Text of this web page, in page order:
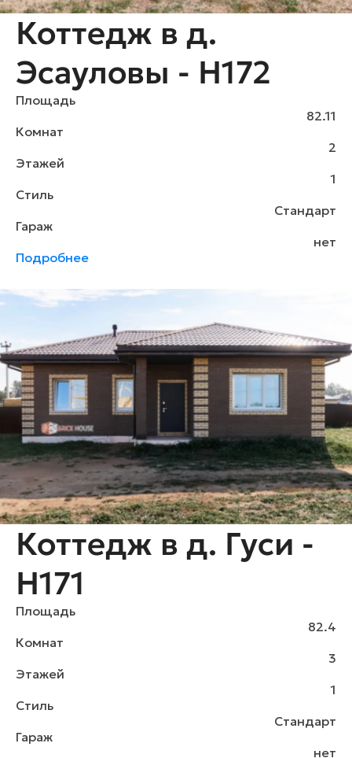
Коттедж в д.
Эсауловы - H172
Площадь
82.11
Комнат
2
Этажей
1
Стиль
Стандарт
Гараж
нет
Подробнее
Коттедж в д. Гуси -
H171
Площадь
82.4
Комнат
3
Этажей
1
Стиль
Стандарт
Гараж
нет